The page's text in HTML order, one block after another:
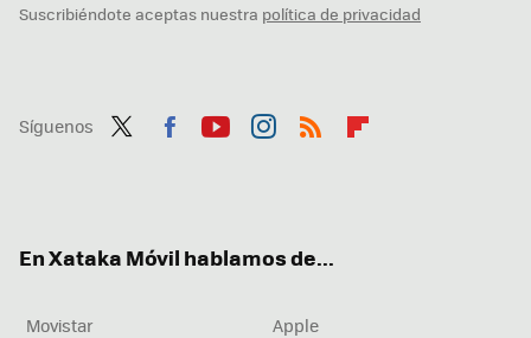
Suscribiéndote aceptas nuestra política de privacidad
Síguenos
En Xataka Móvil hablamos de...
Movistar
Apple